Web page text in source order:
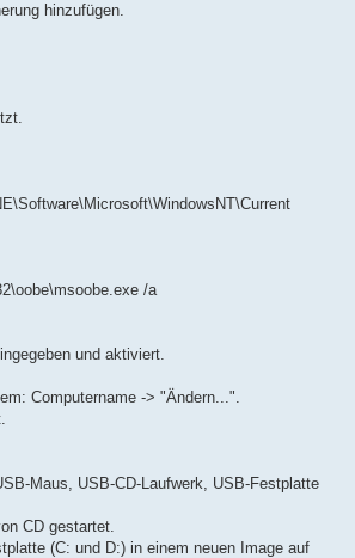
hinzufügen.
/a
und aktiviert.
Computername -> "Ändern...".
Maus, USB-CD-Laufwerk, USB-Festplatte
CD gestartet.
(C: und D:) in einem neuen Image auf